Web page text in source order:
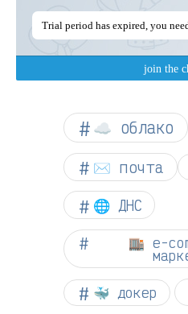
☁︎ облако
✉️ почта
🌐 ДНС
🏬 e-
🐳 докер